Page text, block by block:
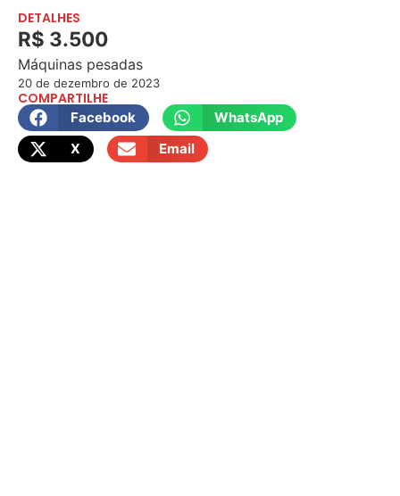
DETALHES
R$ 3.500
Máquinas pesadas
20 de dezembro de 2023
COMPARTILHE
Facebook
WhatsApp
X
Email